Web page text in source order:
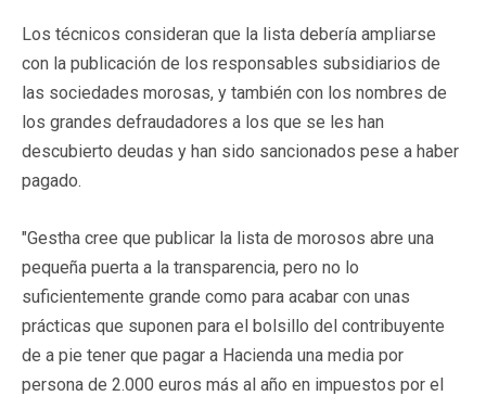
Los técnicos consideran que la lista debería ampliarse
con la publicación de los responsables subsidiarios de
las sociedades morosas, y también con los nombres de
los grandes defraudadores a los que se les han
descubierto deudas y han sido sancionados pese a haber
pagado.
"Gestha cree que publicar la lista de morosos abre una
pequeña puerta a la transparencia, pero no lo
suficientemente grande como para acabar con unas
prácticas que suponen para el bolsillo del contribuyente
de a pie tener que pagar a Hacienda una media por
persona de 2.000 euros más al año en impuestos por el